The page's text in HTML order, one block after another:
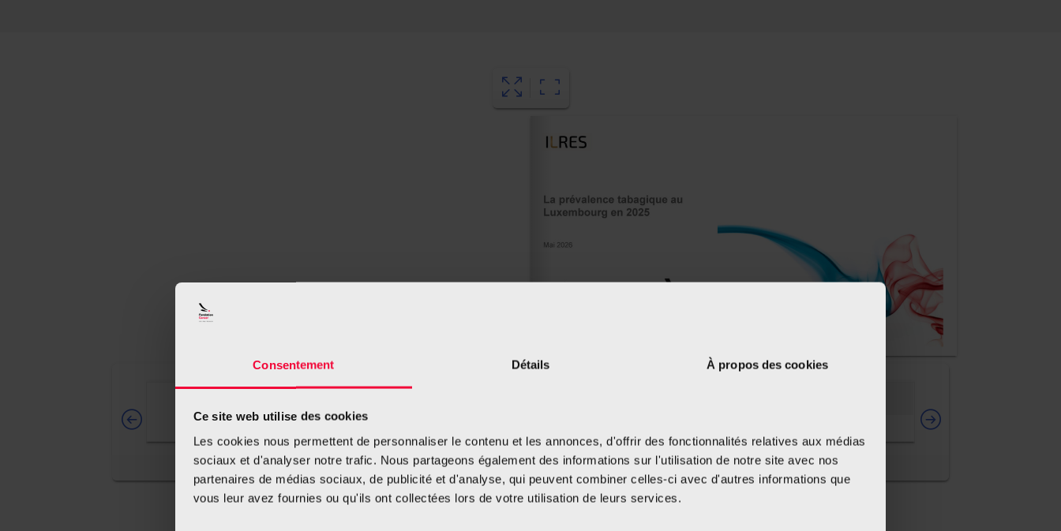
Consentement Détails À propos des cookies
Ce site web utilise des cookies
Les cookies nous permettent de personnaliser le contenu et les annonces, d'offrir des fonctionnalités relatives aux médias
sociaux et d'analyser notre trafic. Nous partageons également des informations sur l'utilisation de notre site avec nos
partenaires de médias sociaux, de publicité et d'analyse, qui peuvent combiner celles-ci avec d'autres informations que
vous leur avez fournies ou qu'ils ont collectées lors de votre utilisation de leurs services.